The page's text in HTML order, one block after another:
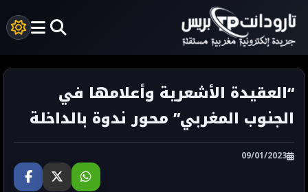
“العقيدة الأشعرية وأعلامها في
الجنوب المغربي” محور ندوة بالداخلة
09/01/2023